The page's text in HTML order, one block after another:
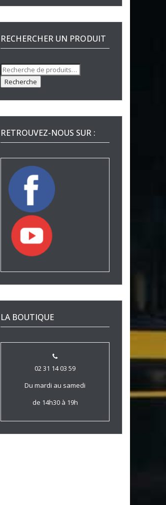
RECHERCHER UN PRODUIT
Recherche
pour :
Recherche
RETROUVEZ-NOUS SUR :
LA BOUTIQUE
02 31 14 03 59
Du mardi au samedi
de 14h30 à 19h